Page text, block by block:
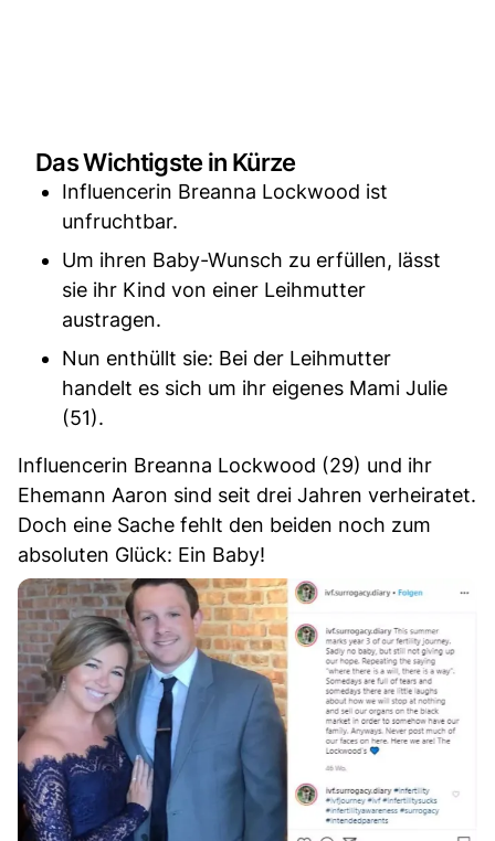
Das Wichtigste in Kürze
Influencerin Breanna Lockwood ist
unfruchtbar.
Um ihren Baby-Wunsch zu erfüllen, lässt
sie ihr Kind von einer Leihmutter
austragen.
Nun enthüllt sie: Bei der Leihmutter
handelt es sich um ihr eigenes Mami Julie
(51).
Influencerin Breanna Lockwood (29) und ihr
Ehemann Aaron sind seit drei Jahren verheiratet.
Doch eine Sache fehlt den beiden noch zum
absoluten Glück: Ein Baby!